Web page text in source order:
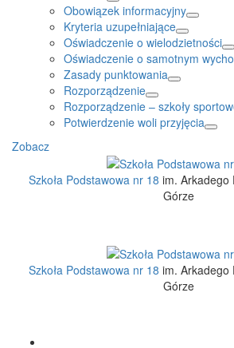
Obowiązek informacyjny
Kryteria uzupełniające
Oświadczenie o wielodzietności
Oświadczenie o samotnym
Zasady punktowania
Rozporządzenie
Rozporządzenie – szkoły
Potwierdzenie woli przyjęcia
Zobacz
Szkoła Podstawowa nr 18 im. Arkadego
Górze
Szkoła Podstawowa nr 18 im. Arkadego
Górze